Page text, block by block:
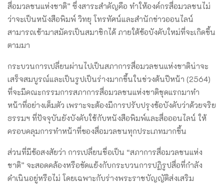
สื่อมวลชนแห่งชาติ” ซึ่งสาระสำคัญคือ ทำให้องค์กรสื่อมวลชนไม่
ว่าจะเป็นหนังสือพิมพ์ วิทยุ โทรทัศน์และสำนักข่าวออนไลน์
สามารถเข้ามาสมัครเป็นสมาชิกได้ ภายใต้ข้อบังคับใหม่ที่จะเกิดขึ้น
ตามมา
กระบวนการเปลี่ยนผ่านไปเป็นสภาการสื่อมวลชนแห่งชาติน่าจะ
เสร็จสมบูรณ์และเป็นรูปเป็นร่างมากขึ้นในช่วงต้นปีหน้า (2564)
ที่จะมีคณะกรรมการสภาการสื่อมวลชนแห่งชาติชุดแรกมาทำ
หน้าที่อย่างเต็มตัว เพราะจะต้องมีการปรับปรุงข้อบังคับว่าด้วยจริย
ธรรมฯ ที่ปัจจุบันยังบังคับใช้กับหนังสือพิมพ์และสื่อออนไลน์ ให้
ครอบคลุมการทำหน้าที่ของสื่อมวลชนทุกประเภทมากขึ้น
ส่วนที่มีข้อสงสัยว่า การเปลื่ยนชื่อเป็น “สภาการสื่อมวลชนแห่ง
ชาติ” จะสอดคล้องหรือขัดแย้งกับกระบวนการปฏิรูปสื่อที่กำลัง
ดำเนินอยู่หรือไม่ โดยเฉพาะกับร่างพระราชบัญญัติส่งเสริม